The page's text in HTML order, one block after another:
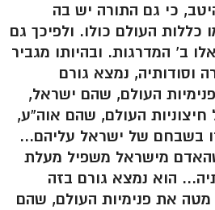
כי גם התורה יש בה
כללות העולם כולו. ולפיכך גם
ב’ המדרגות. ובהיותו מגביר
וסודותיה, נמצא גורם
העולם, שהם ישראל,
העולם, שהם אוה”ע,
בשבחם של ישראל עליהם…
מישראל משפיל מעלת
הוא נמצא גורם בזה
מטה את פנימיות העולם, שהם